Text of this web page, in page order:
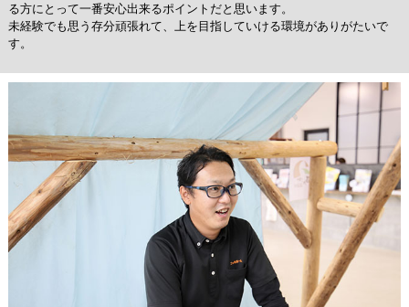
る方にとって一番安心出来るポイントだと思います。
未経験でも思う存分頑張れて、上を目指していける環境がありがたいで
す。